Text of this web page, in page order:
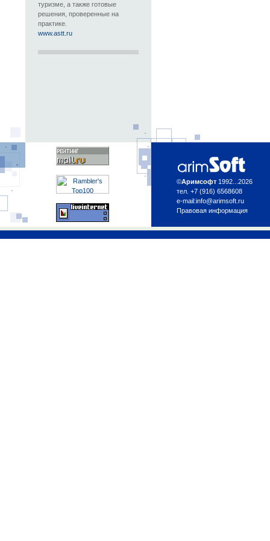
туризме, а также готовые
решения, проверенные на
практике.
www.astt.ru
©Аримсофт 1992...2026
тел. +7 (916) 6568608
e-mail:info@arimsoft.ru
Правовая информация